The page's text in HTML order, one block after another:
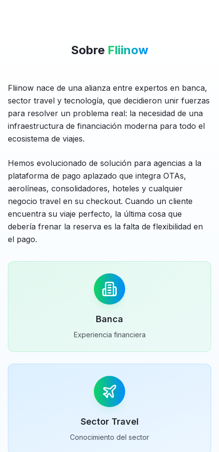
Sobre Fliinow
Fliinow nace de una alianza entre expertos en banca,
sector travel y tecnología, que decidieron unir fuerzas
para resolver un problema real: la necesidad de una
infraestructura de financiación moderna para todo el
ecosistema de viajes.
Hemos evolucionado de solución para agencias a la
plataforma de pago aplazado que integra OTAs,
aerolíneas, consolidadores, hoteles y cualquier
negocio travel en su checkout. Cuando un cliente
encuentra su viaje perfecto, la última cosa que
debería frenar la reserva es la falta de flexibilidad en
el pago.
Banca
Experiencia financiera
Sector Travel
Conocimiento del sector